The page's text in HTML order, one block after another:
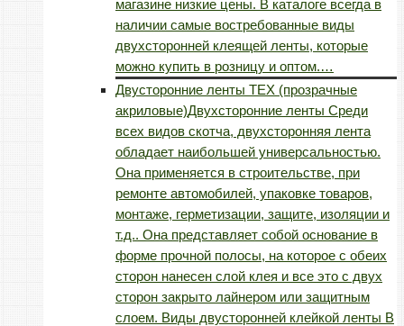
магазине низкие цены. В каталоге всегда в
наличии самые востребованные виды
двухсторонней клеящей ленты, которые
можно купить в розницу и оптом.…
Двусторонние ленты TEX (прозрачные
акриловые)Двухсторонние ленты Среди
всех видов скотча, двухсторонняя лента
обладает наибольшей универсальностью.
Она применяется в строительстве, при
ремонте автомобилей, упаковке товаров,
монтаже, герметизации, защите, изоляции и
т.д.. Она представляет собой основание в
форме прочной полосы, на которое с обеих
сторон нанесен слой клея и все это с двух
сторон закрыто лайнером или защитным
слоем. Виды двусторонней клейкой ленты В